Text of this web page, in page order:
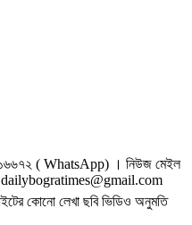
( WhatsApp) । নিউজ মেইল
dailybogratimes@gmail.com
কোনো লেখা ছবি ভিডিও অনুমতি